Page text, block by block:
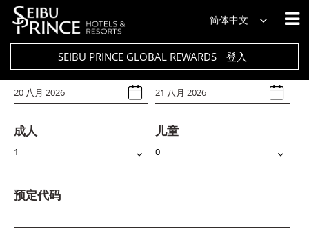
简体中文
SEIBU PRINCE GLOBAL REWARDS 登入
饭店
Select Any
入住日期 退房日期
成人 儿童
预定代码